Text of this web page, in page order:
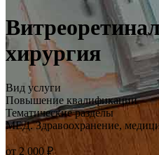
хирургия
Вид услуги
Повышение квалификации
Тематические разделы
МЕД. Здравоохранение,
от 2 000 ₽